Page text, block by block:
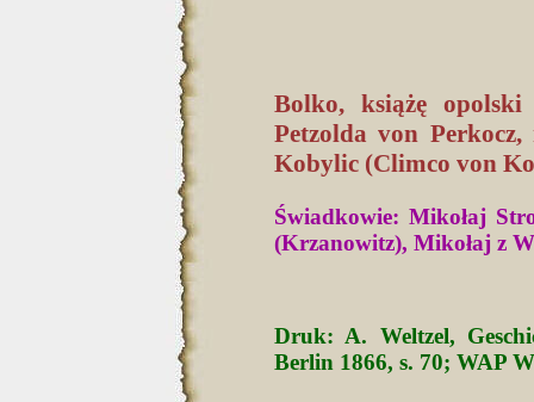
Bolko, książę
Petzolda von
Kobylic (Climco von
Świadkowie: Mikołaj
(Krzanowitz), Mikołaj z
Druk: A. Weltzel,
Berlin 1866, s. 70; WAP